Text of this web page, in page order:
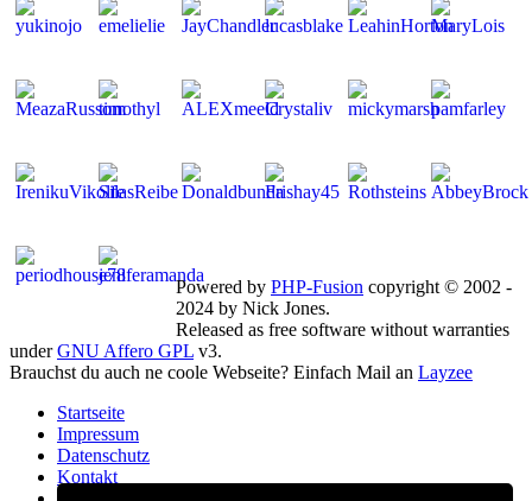
Powered by PHP-Fusion copyright © 2002 -
2024 by Nick Jones.
Released as free software without warranties
underGNU Affero GPL v3.
Brauchst du auch ne coole Webseite? Einfach Mail an Layzee
Startseite
Impressum
Datenschutz
Kontakt